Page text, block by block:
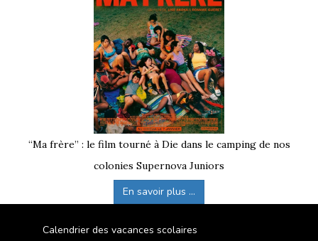
“Ma frère” : le film tourné à Die dans le camping de nos
colonies Supernova Juniors
En savoir plus ...
Calendrier des vacances scolaires